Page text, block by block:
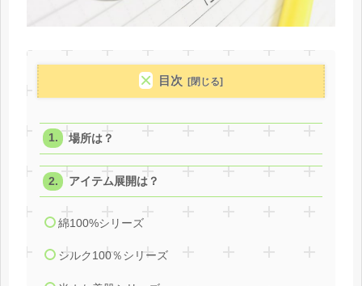
目次
場所は？
アイテム展開は？
綿100%シリーズ
シルク100％シリーズ